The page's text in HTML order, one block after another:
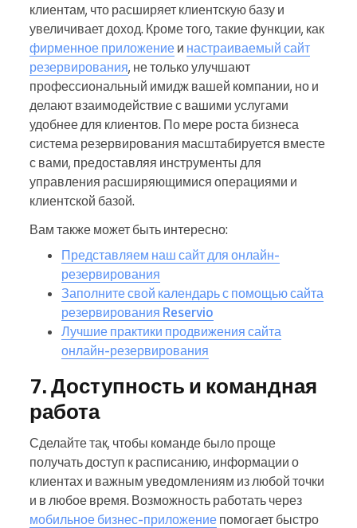
клиентам, что расширяет клиентскую базу и
увеличивает доход. Кроме того, такие функции, как
фирменное приложение и настраиваемый сайт
резервирования, не только улучшают
профессиональный имидж вашей компании, но и
делают взаимодействие с вашими услугами
удобнее для клиентов. По мере роста бизнеса
система резервирования масштабируется вместе
с вами, предоставляя инструменты для
управления расширяющимися операциями и
клиентской базой.
Вам также может быть интересно:
Представляем наш сайт для онлайн-
резервирования
Заполните свой календарь с помощью сайта
резервирования Reservio
Лучшие практики продвижения сайта
онлайн-резервирования
7. Доступность и командная
работа
Сделайте так, чтобы команде было проще
получать доступ к расписанию, информации о
клиентах и важным уведомлениям из любой точки
и в любое время. Возможность работать через
мобильное бизнес-приложение помогает быстро